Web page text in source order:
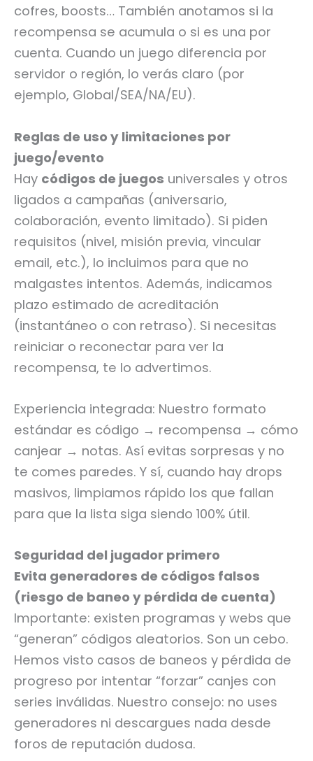
cofres, boosts… También anotamos si la
recompensa se acumula o si es una por
cuenta. Cuando un juego diferencia por
servidor o región, lo verás claro (por
ejemplo, Global/SEA/NA/EU).
Reglas de uso y limitaciones por
juego/evento
Hay códigos de juegos universales y otros
ligados a campañas (aniversario,
colaboración, evento limitado). Si piden
requisitos (nivel, misión previa, vincular
email, etc.), lo incluimos para que no
malgastes intentos. Además, indicamos
plazo estimado de acreditación
(instantáneo o con retraso). Si necesitas
reiniciar o reconectar para ver la
recompensa, te lo advertimos.
Experiencia integrada: Nuestro formato
estándar es código → recompensa → cómo
canjear → notas. Así evitas sorpresas y no
te comes paredes. Y sí, cuando hay drops
masivos, limpiamos rápido los que fallan
para que la lista siga siendo 100% útil.
Seguridad del jugador primero
Evita generadores de códigos falsos
(riesgo de baneo y pérdida de cuenta)
Importante: existen programas y webs que
“generan” códigos aleatorios. Son un cebo.
Hemos visto casos de baneos y pérdida de
progreso por intentar “forzar” canjes con
series inválidas. Nuestro consejo: no uses
generadores ni descargues nada desde
foros de reputación dudosa.